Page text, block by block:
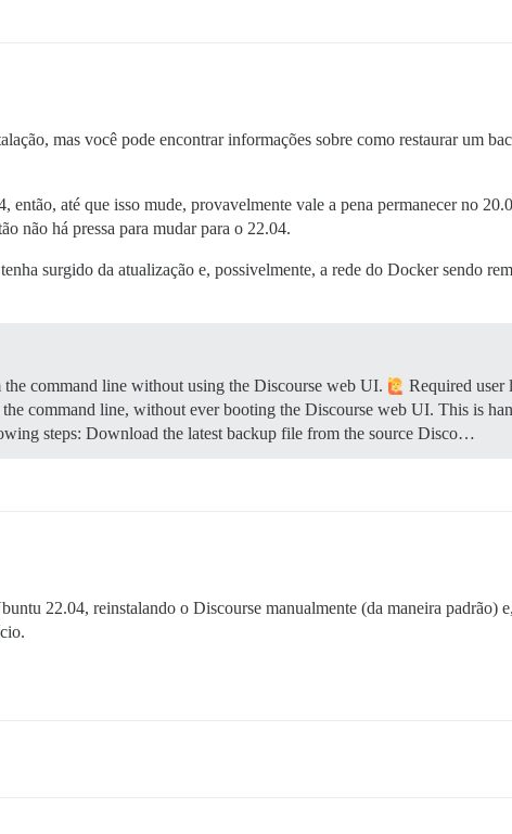
mas você pode encontrar informações sobre como restaurar um
até que isso mude, provavelmente vale a pena permanecer no
não há pressa para mudar para o 22.04.
surgido da atualização e, possivelmente, a rede do Docker sendo
command line without using the Discourse web UI. Required
command line, without ever booting the Discourse web UI. This is
steps: Download the latest backup file from the source Disco…
22.04, reinstalando o Discourse manualmente (da maneira padrão)